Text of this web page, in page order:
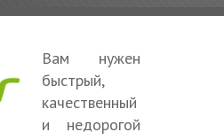
Вам нужен
быстрый,
качественный
и недорогой